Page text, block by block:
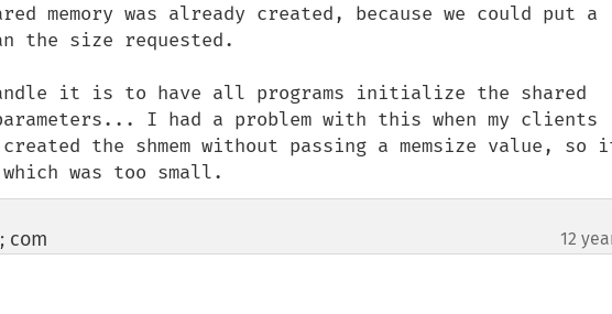
memory was already created, because we could put a
the size requested.
it is to have all programs initialize the shared
parameters... I had a problem with this when my clients
the shmem without passing a memsize value, so
was too small.
com 12